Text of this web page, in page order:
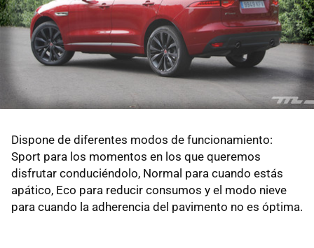
Dispone de diferentes modos de funcionamiento:
Sport para los momentos en los que queremos
disfrutar conduciéndolo, Normal para cuando estás
apático, Eco para reducir consumos y el modo nieve
para cuando la adherencia del pavimento no es óptima.